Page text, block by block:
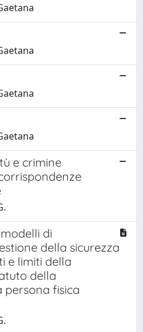
e crimine
di
della sicurezza
e limiti della
della
persona fisica